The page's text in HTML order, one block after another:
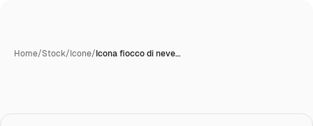
Home/Stock/Icone/Icona fiocco di neve…